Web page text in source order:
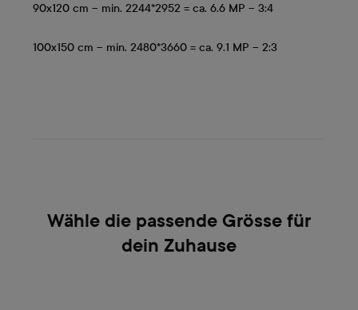
90x120 cm – min. 2244*2952 = ca. 6.6 MP – 3:4
100x150 cm – min. 2480*3660 = ca. 9.1 MP – 2:3
Wähle die passende Grösse für
dein Zuhause